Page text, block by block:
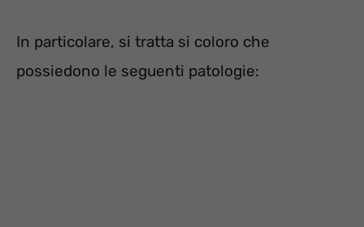
In particolare, si tratta si coloro che
possiedono le seguenti patologie: